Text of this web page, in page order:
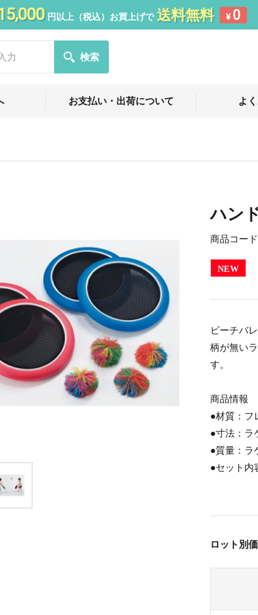
円以上（税込）お買上げで 送料無料 ¥ 0
検索
お支払い・出荷について よ
ハン
商品コード
NEW
ビーチバ
柄が無い
す。
商品情報
●材質：フ
●寸法：ラ
●質量：ラ
●セット内
ロット別